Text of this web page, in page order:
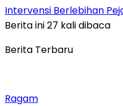
Intervensi Berlebihan
Berita ini 27 kali dibaca
Berita Terbaru
Ragam